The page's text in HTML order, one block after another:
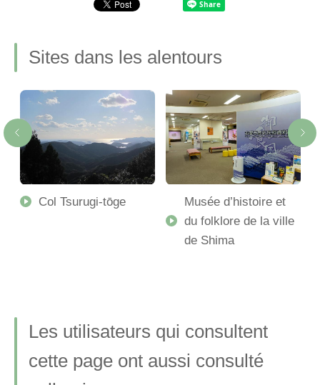
Sites dans les alentours
Col Tsurugi-tōge
Musée d’histoire et
du folklore de la ville
de Shima
Les utilisateurs qui consultent
cette page ont aussi consulté